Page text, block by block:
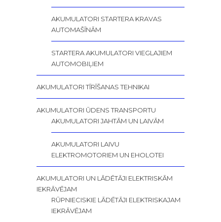
AKUMULATORI STARTERA KRAVAS
AUTOMAŠĪNĀM
STARTERA AKUMULATORI VIEGLAJIEM
AUTOMOBIĻIEM
AKUMULATORI TĪRĪŠANAS TEHNIKAI
AKUMULATORI ŪDENS TRANSPORTU
AKUMULATORI JAHTĀM UN LAIVĀM
AKUMULATORI LAIVU
ELEKTROMOTORIEM UN EHOLOTEI
AKUMULATORI UN LĀDĒTĀJI ELEKTRISKĀM
IEKRĀVĒJAM
RŪPNIECISKIE LĀDĒTĀJI ELEKTRISKAJAM
IEKRĀVĒJAM